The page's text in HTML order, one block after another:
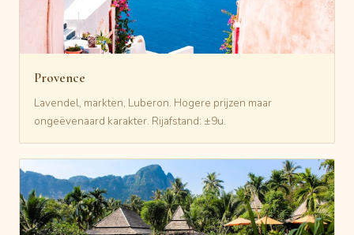
Provence
Lavendel, markten, Luberon. Hogere prijzen maar
ongeëvenaard karakter. Rijafstand: ±9u.